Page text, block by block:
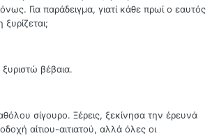
Για παράδειγμα, γιατί κάθε πρωί ο εαυτός
βέβαια.
σίγουρο. Ξέρεις, ξεκίνησα την έρευνά
αίτιου-αιτιατού, αλλά όλες οι